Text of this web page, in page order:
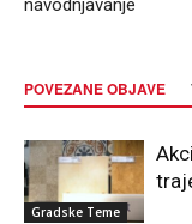
navodnjavanje
POVEZANE OBJAVE
Gradske Teme